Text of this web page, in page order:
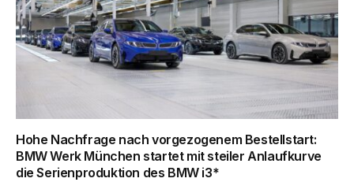
Hohe Nachfrage nach vorgezogenem Bestellstart:
BMW Werk München startet mit steiler Anlaufkurve
die Serienproduktion des BMW i3*